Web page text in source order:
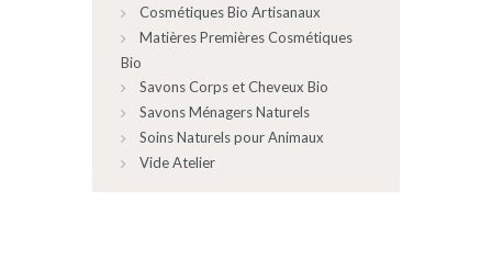
Cosmétiques Bio Artisanaux
Matières Premières Cosmétiques
Bio
Savons Corps et Cheveux Bio
Savons Ménagers Naturels
Soins Naturels pour Animaux
Vide Atelier